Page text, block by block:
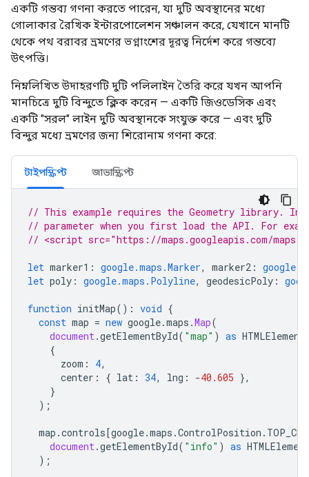
একটি গন্তব্য গণনা করতে পারেন, যা দুটি অবস্থানের মধ্যে
গোলাকার রৈখিক ইন্টারপোলেশন সঞ্চালন করে, যেখানে মানটি
থেকে পথ বরাবর ভ্রমণের ভগ্নাংশের দূরত্ব নির্দেশ করে গন্তব্যে
উৎপত্তি।
নিম্নলিখিত উদাহরণটি দুটি পলিলাইন তৈরি করে যখন আপনি
মানচিত্রে দুটি বিন্দুতে ক্লিক করেন — একটি জিওডেসিক এবং
একটি "সরল" লাইন দুটি অবস্থানকে সংযুক্ত করে — এবং দুটি
বিন্দুর মধ্যে ভ্রমণের জন্য শিরোনাম গণনা করে:
টাইপস্ক্রিপ্ট জাভাস্ক্রিপ্ট
// This example requires the Geometry library.
// parameter when you first load the API. For
// <script src="https://maps.googleapis.com/maps/
let marker1 : google.maps.Marker, marker2 :
let poly : google.maps.Polyline, geodesicPoly :
function initMap() : void {
const map = new google.maps .Map(
document.getElementById( "map" ) as HTMLElement
{
zoom : 4,
center : { lat : 34, lng : -40.605 },
}
);
map .controls [google.maps .ControlPosition .
document.getElementById( "info" ) as HTMLElement
);